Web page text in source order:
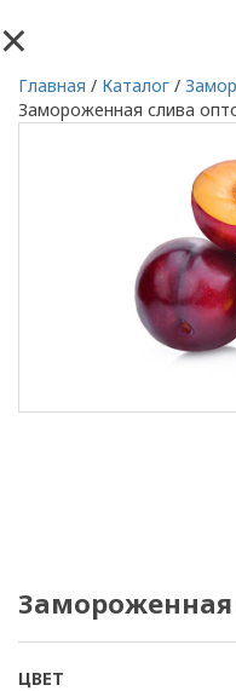
×
Главная / Каталог /
Замороженная слива
ЦВЕТ